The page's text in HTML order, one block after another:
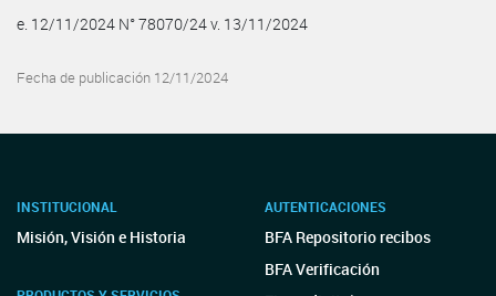
e. 12/11/2024 N° 78070/24 v. 13/11/2024
Fecha de publicación 12/11/2024
INSTITUCIONAL
Misión, Visión e Historia
AUTENTICACIONES
BFA Repositorio recibos
BFA Verificación